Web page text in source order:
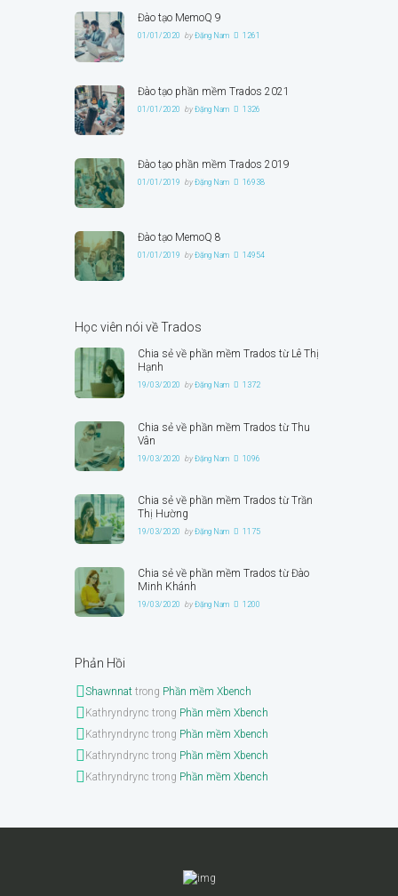
Đào tạo MemoQ 9
01/01/2020 byĐặng Nam 1261
Đào tạo phần mềm Trados 2021
01/01/2020 byĐặng Nam 1326
Đào tạo phần mềm Trados 2019
01/01/2019 byĐặng Nam 16938
Đào tạo MemoQ 8
01/01/2019 byĐặng Nam 14954
Học viên nói về Trados
Chia sẻ về phần mềm Trados từ Lê Thị
Hạnh
19/03/2020 byĐặng Nam 1372
Chia sẻ về phần mềm Trados từ Thu
Vân
19/03/2020 byĐặng Nam 1096
Chia sẻ về phần mềm Trados từ Trần
Thị Hường
19/03/2020 byĐặng Nam 1175
Chia sẻ về phần mềm Trados từ Đào
Minh Khánh
19/03/2020 byĐặng Nam 1200
Phản Hồi
Shawnnat trong Phần mềm Xbench
Kathryndrync trong Phần mềm Xbench
Kathryndrync trong Phần mềm Xbench
Kathryndrync trong Phần mềm Xbench
Kathryndrync trong Phần mềm Xbench